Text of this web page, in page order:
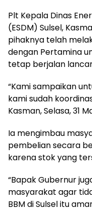
Plt Kepala Dinas
(ESDM) Sulsel,
pihaknya telah
dengan Pertamina
tetap berjalan
“Kami sampaikan
kami sudah
Kasman, Selasa, 31
Ia mengimbau
pembelian secara
karena stok yang
“Bapak Gubernur
masyarakat agar
BBM di Sulsel itu